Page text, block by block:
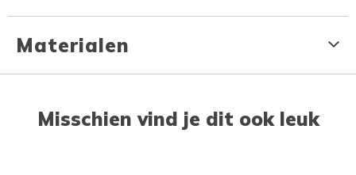
Materialen
Misschien vind je dit ook leuk